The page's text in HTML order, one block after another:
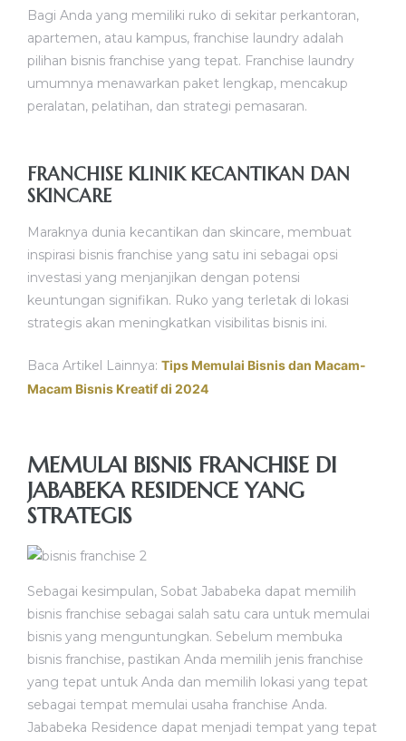
Bagi Anda yang memiliki ruko di sekitar perkantoran,
apartemen, atau kampus, franchise laundry adalah
pilihan bisnis franchise yang tepat. Franchise laundry
umumnya menawarkan paket lengkap, mencakup
peralatan, pelatihan, dan strategi pemasaran.
FRANCHISE KLINIK KECANTIKAN DAN
SKINCARE
Maraknya dunia kecantikan dan skincare, membuat
inspirasi bisnis franchise yang satu ini sebagai opsi
investasi yang menjanjikan dengan potensi
keuntungan signifikan. Ruko yang terletak di lokasi
strategis akan meningkatkan visibilitas bisnis ini.
Baca Artikel Lainnya: Tips Memulai Bisnis dan Macam-
Macam Bisnis Kreatif di 2024
MEMULAI BISNIS FRANCHISE DI
JABABEKA RESIDENCE YANG
STRATEGIS
Sebagai kesimpulan, Sobat Jababeka dapat memilih
bisnis franchise sebagai salah satu cara untuk memulai
bisnis yang menguntungkan. Sebelum membuka
bisnis franchise, pastikan Anda memilih jenis franchise
yang tepat untuk Anda dan memilih lokasi yang tepat
sebagai tempat memulai usaha franchise Anda.
Jababeka Residence dapat menjadi tempat yang tepat